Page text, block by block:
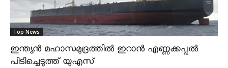
Top News
ഇന്ത്യൻ മഹാസമുദ്രത്തിൽ ഇറാൻ എണ്ണക്കപ്പൽ
പിടിച്ചെടുത്ത് യുഎസ്